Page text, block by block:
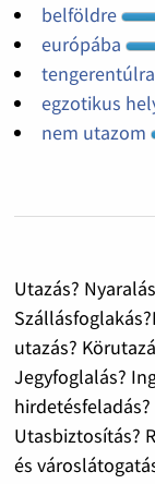
belföldre
európába
tengerentúlra
egzotikus
nem utazom
Utazás?
utazás?
Jegyfoglalás?
Utasbiztosítás?
és